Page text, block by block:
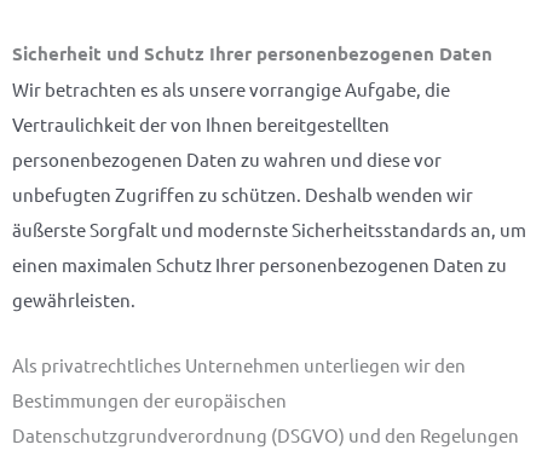
Sicherheit und Schutz Ihrer personenbezogenen Daten
Wir betrachten es als unsere vorrangige Aufgabe, die
Vertraulichkeit der von Ihnen bereitgestellten
personenbezogenen Daten zu wahren und diese vor
unbefugten Zugriffen zu schützen. Deshalb wenden wir
äußerste Sorgfalt und modernste Sicherheitsstandards an, um
einen maximalen Schutz Ihrer personenbezogenen Daten zu
gewährleisten.
Als privatrechtliches Unternehmen unterliegen wir den
Bestimmungen der europäischen
Datenschutzgrundverordnung (DSGVO) und den Regelungen